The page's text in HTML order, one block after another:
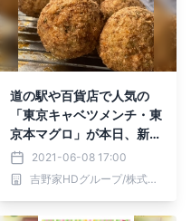
道の駅や百貨店で人気の
「東京キャベツメンチ・東
京本マグロ」が本日、新橋
にオープン！
2021-06-08 17:00
吉野家HDグループ/株式会社シェアレストラン